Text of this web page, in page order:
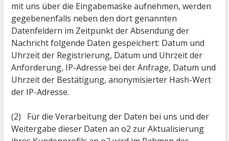
mit uns über die Eingabemaske aufnehmen, werden
gegebenenfalls neben den dort genannten
Datenfeldern im Zeitpunkt der Absendung der
Nachricht folgende Daten gespeichert: Datum und
Uhrzeit der Registrierung, Datum und Uhrzeit der
Anforderung, IP-Adresse bei der Anfrage, Datum und
Uhrzeit der Bestätigung, anonymisierter Hash-Wert
der IP-Adresse.
(2) Für die Verarbeitung der Daten bei uns und der
Weitergabe dieser Daten an o2 zur Aktualisierung